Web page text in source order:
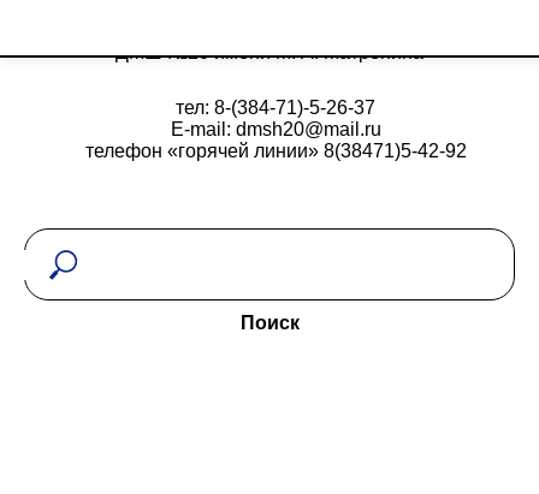
ДМШ №20 имени М. А. Матренина
тел: 8-(384-71)-5-26-37
E-mail: dmsh20@mail.ru
телефон «горячей линии» 8(38471)5-42-92
Поиск